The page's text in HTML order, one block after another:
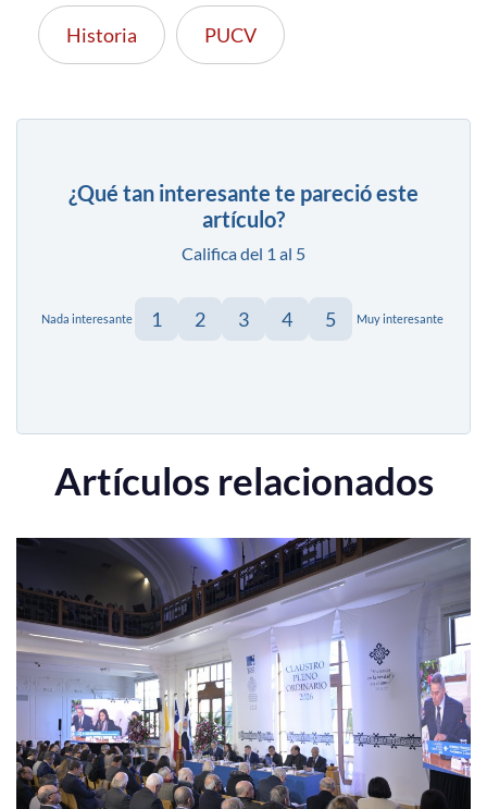
Historia PUCV
¿Qué tan interesante te pareció este
artículo?
Califica del 1 al 5
Nada interesante 1 2 3 4 5 Muy interesante
Artículos relacionados